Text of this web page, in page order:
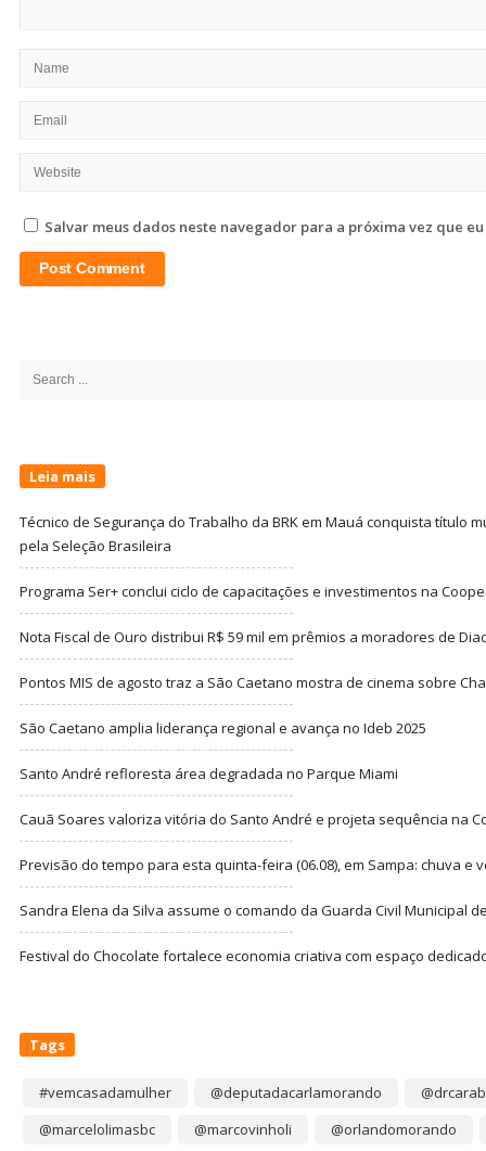
Salvar meus dados neste navegador para a próxima vez que
Search
Leia mais
Técnico de Segurança do Trabalho da BRK em Mauá conquista título
pela Seleção Brasileira
Programa Ser+ conclui ciclo de capacitações e investimentos na
Nota Fiscal de Ouro distribui R$ 59 mil em prêmios a moradores de
Pontos MIS de agosto traz a São Caetano mostra de cinema sobre
São Caetano amplia liderança regional e avança no Ideb 2025
Santo André refloresta área degradada no Parque Miami
Cauã Soares valoriza vitória do Santo André e projeta sequência na
Previsão do tempo para esta quinta-feira (06.08), em Sampa: chuva e
Sandra Elena da Silva assume o comando da Guarda Civil Municipal
Festival do Chocolate fortalece economia criativa com espaço
Tags
#vemcasadamulher @deputadacarlamorando
@marcelolimasbc
@marcovinholi @orlandomorando